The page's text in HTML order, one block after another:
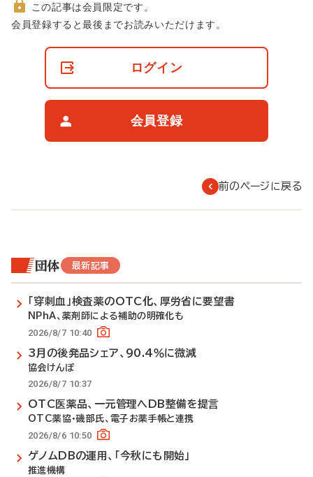
非
この記事は会員限定です。
会員登録すると最後までお読みいただけます。
ログイン
会員登録
前のページに戻る
団体 最新記事
「穿刺血」検査薬のOTC化、厚労省に要望書
NPhA、薬剤師による補助の明確化も
2026/8/7 10:40
3月の後発品シェア、90.4％に微減
協会けんぽ
2026/8/7 10:37
OTC医薬品、一元管理へDB整備を提言
OTC薬協・磯部氏、電子お薬手帳と連携
2026/8/6 10:50
ゲノムDBの運用、「今秋にも開始」
推進機構